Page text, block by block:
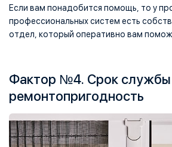
Если вам понадобится помощь, то у
профессиональных систем есть
отдел, который оперативно вам
Фактор №4. Срок службы
ремонтопригодность